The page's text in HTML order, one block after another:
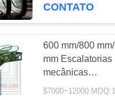
rolante do
CONTATO
600 mm/800
mm Escalatorias
mecânicas
personalizadas